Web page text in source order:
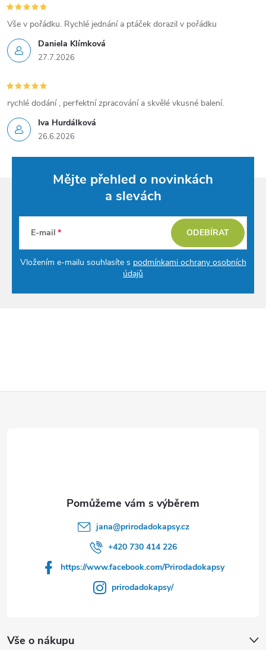
Daniela Klímková
27.7.2026
Vše v pořádku. Rychlé jednání a ptáček dorazil v pořádku
Iva Hurdálková
26.6.2026
rychlé dodání , perfektní zpracování a skvělé vkusné balení.
Mějte přehled o novinkách
a slevách
E-mail
Vložením e-mailu souhlasíte s podmínkami ochrany osobních
údajů
ODEBÍRAT
jana@prirodadokapsy.cz
+420 730 414 226
https://www.facebook.com/Prirodadokapsy
prirodadokapsy/
Vše o nákupu